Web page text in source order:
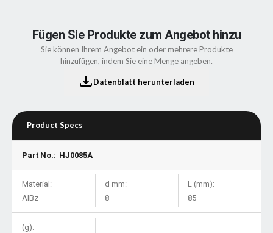
Fügen Sie Produkte zum Angebot hinzu
Sie können Ihrem Angebot ein oder mehrere Produkte
hinzufügen, indem Sie eine Menge angeben.
Datenblatt herunterladen
Product Specs
Part No.: HJ0085A
Material:
AlBz
d mm:
8
L (mm):
85
(g):